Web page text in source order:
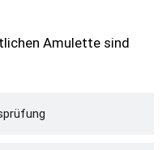
Amulette sind